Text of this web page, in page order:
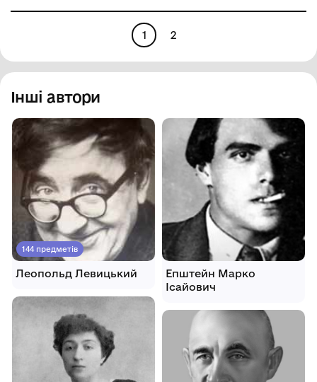
1 2
Інші автори
144 предметів
Леопольд Левицький
Епштейн Марко
Ісайович